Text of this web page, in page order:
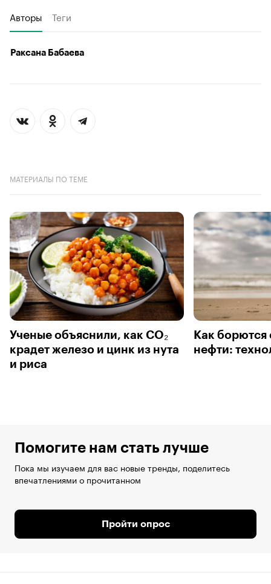
Авторы Теги
Раксана Бабаева
МАТЕРИАЛЫ ПО ТЕМЕ
Ученые объяснили, как CO₂
крадет железо и цинк из нута
и риса
Как борются
нефти:
Помогите нам стать лучше
Пока мы изучаем для вас новые тренды, поделитесь
впечатлениями о прочитанном
Пройти опрос